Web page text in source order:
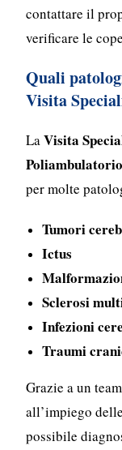
contattare il
verificare le
Quali
Visita
LaVisita
per molte
Tumori
Ictus
Sclerosi
Infezioni
Traumi
Grazie a un
all’impiego
possibile